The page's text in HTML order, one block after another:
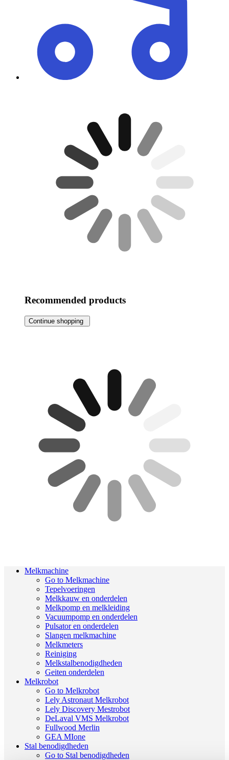
Recommended products
Continue shopping
Melkmachine
Go to Melkmachine
Tepelvoeringen
Melkkauw en onderdelen
Melkpomp en melkleiding
Vacuumpomp en onderdelen
Pulsator en onderdelen
Slangen melkmachine
Melkmeters
Reiniging
Melkstalbenodigdheden
Geiten onderdelen
Melkrobot
Go to Melkrobot
Lely Astronaut Melkrobot
Lely Discovery Mestrobot
DeLaval VMS Melkrobot
Fullwood Merlin
GEA MIone
Stal benodigdheden
Go to Stal benodigdheden